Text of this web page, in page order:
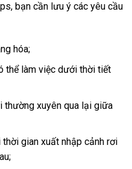
bạn cần lưu ý các yêu cầu
hóa;
thể làm việc dưới thời tiết
thường xuyên qua lại giữa
gian xuất nhập cảnh rơi